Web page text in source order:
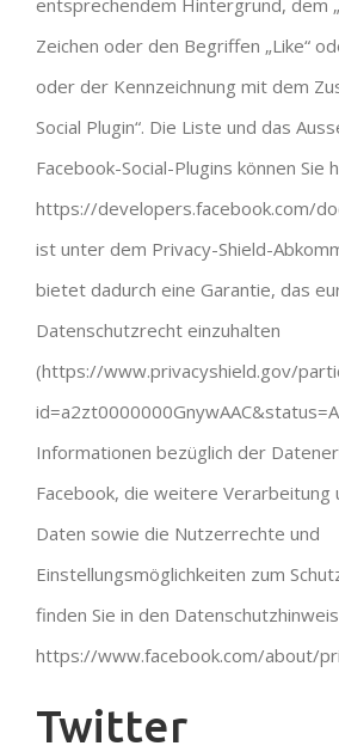
Zeichen oder den Begriffen „Like“
oder der Kennzeichnung mit dem
Social Plugin“. Die Liste und das
Facebook-Social-Plugins können Sie
https://developers.facebook.com/
ist unter dem Privacy-Shield-
bietet dadurch eine Garantie, das
Datenschutzrecht einzuhalten
(https://www.privacyshield.gov/
Informationen bezüglich der
Facebook, die weitere Verarbeitung
Daten sowie die Nutzerrechte und
Einstellungsmöglichkeiten zum
finden Sie in den
https://www.facebook.com/about/
Twitter